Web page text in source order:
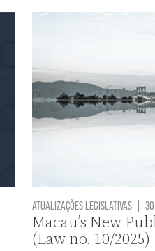
ATUALIZAÇÕES LEGISLATIVAS |
Macau’s New
(Law no. 10/2025)